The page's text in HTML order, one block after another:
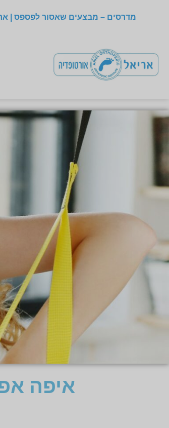
מדרסים – מבצעים שאסור לפספס |
איפה